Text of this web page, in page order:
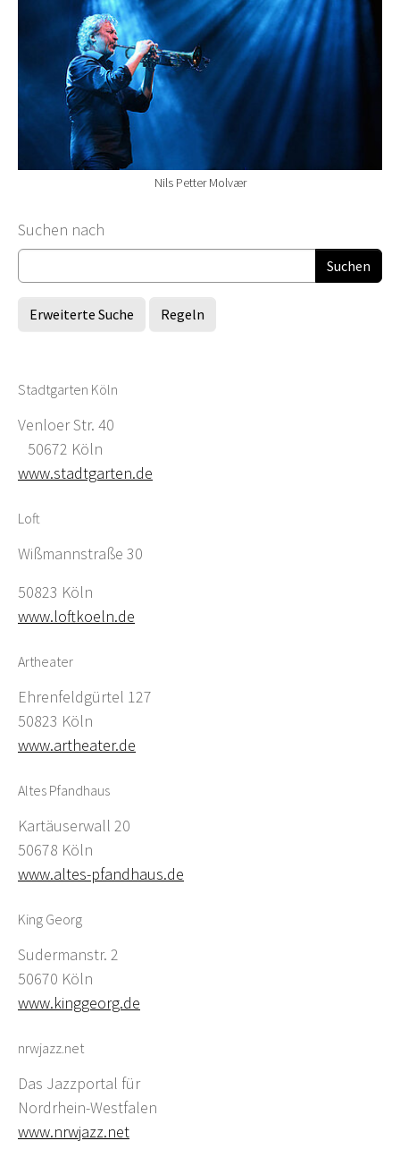
Nils Petter Molvær
Suchformular
Suchen nach
Erweiterte Suche Regeln
Stadtgarten Köln
Venloer Str. 40
50672 Köln
www.stadtgarten.de
Loft
Wißmannstraße 30
50823 Köln
www.loftkoeln.de
Artheater
Ehrenfeldgürtel 127
50823 Köln
www.artheater.de
Altes Pfandhaus
Kartäuserwall 20
50678 Köln
www.altes-pfandhaus.de
King Georg
Sudermanstr. 2
50670 Köln
www.kinggeorg.de
nrwjazz.net
Das Jazzportal für
Nordrhein-Westfalen
www.nrwjazz.net